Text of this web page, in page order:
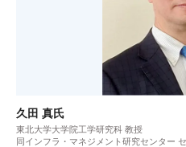
久田 真氏
東北大学大学院工学研究科 教授
同インフラ・マネジメント研究センター